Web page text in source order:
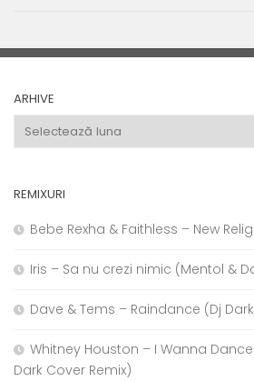
ARHIVE
Arhive
REMIXURI
Bebe Rexha & Faithless – New
Iris – Sa nu crezi nimic (Mentol &
Dave & Tems – Raindance (Dj
Whitney Houston – I Wanna
Dark Cover Remix)